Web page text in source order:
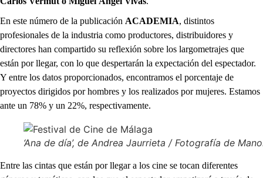
En este número de la publicación ACADEMIA, distintos
profesionales de la industria como productores, distribuidores y
directores han compartido su reflexión sobre los largometrajes que
están por llegar, con lo que despertarán la expectación del espectador.
Y entre los datos proporcionados, encontramos el porcentaje de
proyectos dirigidos por hombres y los realizados por mujeres. Estamos
ante un 78% y un 22%, respectivamente.
‘Ana de día’, de Andrea Jaurrieta / Fotografía de
Entre las cintas que están por llegar a los cine se tocan diferentes